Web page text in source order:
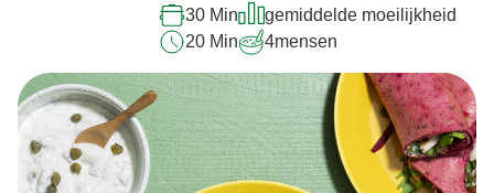
30 Min
gemiddelde moeilijkheid
20 Min
4mensen